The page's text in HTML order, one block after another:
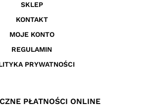
SKLEP
KONTAKT
MOJE KONTO
REGULAMIN
PRYWATNOŚCI
PŁATNOŚCI ONLINE